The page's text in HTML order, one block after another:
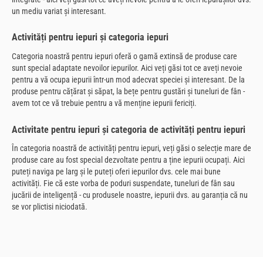
un mediu variat și interesant.
Activități pentru iepuri și categoria iepuri
Categoria noastră pentru iepuri oferă o gamă extinsă de produse care
sunt special adaptate nevoilor iepurilor. Aici veți găsi tot ce aveți nevoie
pentru a vă ocupa iepurii într-un mod adecvat speciei și interesant. De la
produse pentru cățărat și săpat, la bețe pentru gustări și tuneluri de fân -
avem tot ce vă trebuie pentru a vă menține iepurii fericiți.
Activitate pentru iepuri și categoria de activități pentru iepuri
În categoria noastră de activități pentru iepuri, veți găsi o selecție mare de
produse care au fost special dezvoltate pentru a ține iepurii ocupați. Aici
puteți naviga pe larg și le puteți oferi iepurilor dvs. cele mai bune
activități. Fie că este vorba de poduri suspendate, tuneluri de fân sau
jucării de inteligență - cu produsele noastre, iepurii dvs. au garanția că nu
se vor plictisi niciodată.